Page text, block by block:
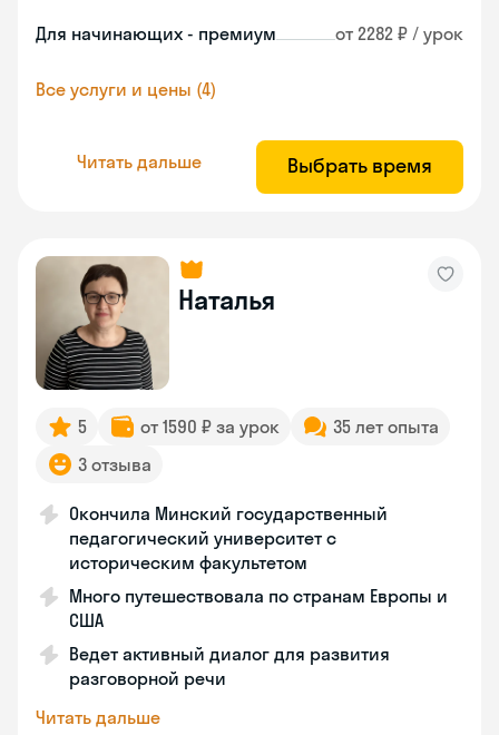
Для начинающих - премиум от 2282 ₽ / урок
Все услуги и цены (4)
Читать дальше Выбрать время
Наталья
5 от 1590 ₽ за урок
35 лет опыта
3 отзыва
Окончила Минский государственный
педагогический университет с
историческим факультетом
Много путешествовала по странам Европы и
США
Ведет активный диалог для развития
разговорной речи
Читать дальше